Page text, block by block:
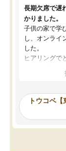
長期欠席で遅
かりました。
子供の家で学
し、オンライ
した。
ヒアリングで
か、オプショ
事が出来まし
ーティングを
見てから講師
す。
うちの子は、
トウコベ